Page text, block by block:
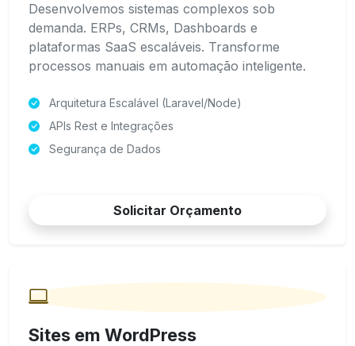
Desenvolvemos sistemas complexos sob
demanda. ERPs, CRMs, Dashboards e
plataformas SaaS escaláveis. Transforme
processos manuais em automação inteligente.
Arquitetura Escalável (Laravel/Node)
APIs Rest e Integrações
Segurança de Dados
Solicitar Orçamento
Sites em WordPress